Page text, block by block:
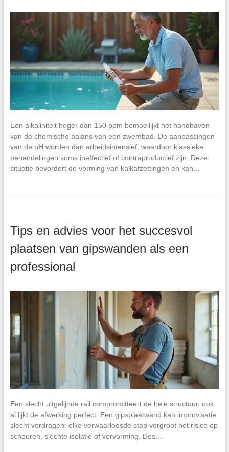
Een alkaliniteit hoger dan 150 ppm bemoeilijkt het handhaven
van de chemische balans van een zwembad. De aanpassingen
van de pH worden dan arbeidsintensief, waardoor klassieke
behandelingen soms ineffectief of contraproductief zijn. Deze
situatie bevordert de vorming van kalkafzettingen en kan…
Tips en advies voor het succesvol
plaatsen van gipswanden als een
professional
Een slecht uitgelijnde rail compromitteert de hele structuur, ook
al lijkt de afwerking perfect. Een gipsplaatwand kan improvisatie
slecht verdragen: elke verwaarloosde stap vergroot het risico op
scheuren, slechte isolatie of vervorming. Des…